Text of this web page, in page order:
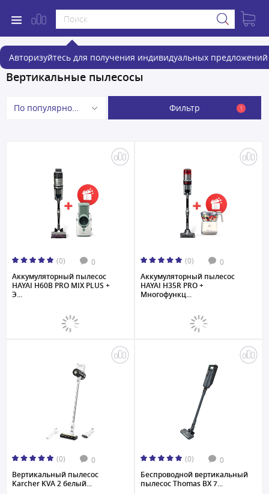
Авторизуйтесь для получения индивидуальных предложений
Вертикальные пылесосы
По популярности Фильтр 1
(0) 0
Аккумуляторный пылесос
HAYAI H60B PRO MIX PLUS +
Э...
(0) 0
Аккумуляторный пылесос
HAYAI H35R PRO +
Многофункц...
(0) 0
Вертикальный пылесос
Karcher KVA 2 белый...
(0) 0
Беспроводной вертикальный
пылесос Thomas BX 7...